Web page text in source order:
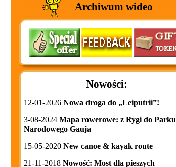
Archiwum wideo
Nowości:
12-01-2026 Nowa droga do „Leiputrii”!
3-08-2024 Mapa rowerowe: z Rygi do Parku
Narodowego Gauja
15-05-2020 New canoe & kayak route
21-11-2018 Nowość: Most dla pieszych